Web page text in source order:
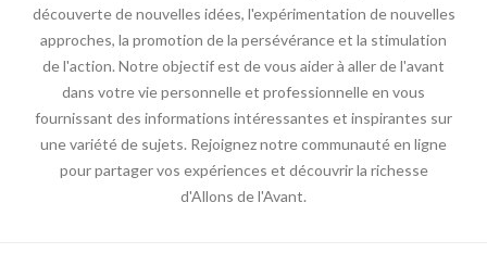
découverte de nouvelles idées, l'expérimentation de nouvelles
approches, la promotion de la persévérance et la stimulation
de l'action. Notre objectif est de vous aider à aller de l'avant
dans votre vie personnelle et professionnelle en vous
fournissant des informations intéressantes et inspirantes sur
une variété de sujets. Rejoignez notre communauté en ligne
pour partager vos expériences et découvrir la richesse
d'Allons de l'Avant.